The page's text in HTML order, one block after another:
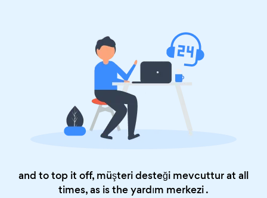
and to top it off, müşteri desteği mevcuttur at all
times, as is theyardım merkezi.